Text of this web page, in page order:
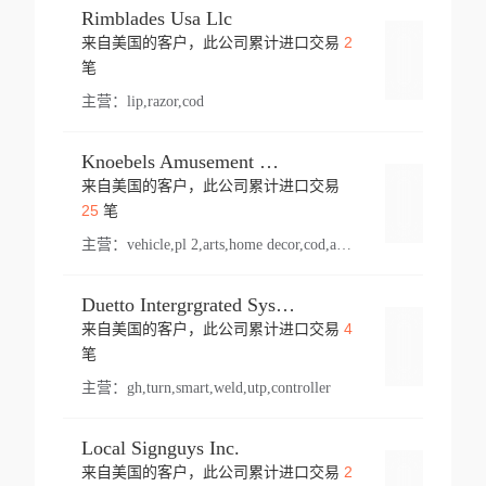
Rimblades Usa Llc
来自美国的客户，此公司累计进口交易 2
笔
主营： lip,razor,cod
Knoebels Amusement Resort
来自美国的客户，此公司累计进口交易
25笔
主营： vehicle,pl 2,arts,home decor,cod,amusement ride,sea
Duetto Intergrgrated Systems Inc.
来自美国的客户，此公司累计进口交易 4
笔
主营： gh,turn,smart,weld,utp,controller
Local Signguys Inc.
来自美国的客户，此公司累计进口交易 2